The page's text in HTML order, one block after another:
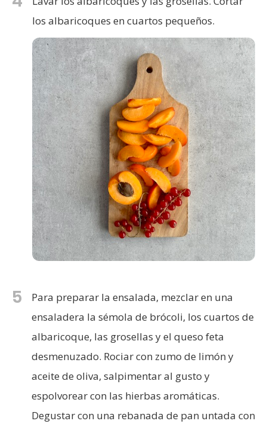
los albaricoques en cuartos pequeños.
5
Para preparar la ensalada, mezclar en una
ensaladera la sémola de brócoli, los cuartos de
albaricoque, las grosellas y el queso feta
desmenuzado. Rociar con zumo de limón y
aceite de oliva, salpimentar al gusto y
espolvorear con las hierbas aromáticas.
Degustar con una rebanada de pan untada con